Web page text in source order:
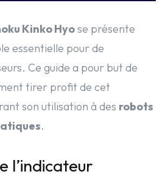
Kinko Hyose présente
essentielle pour de
Ce guide a pour but de
tirer profit de cet
son utilisation à des robots
.
l’indicateur